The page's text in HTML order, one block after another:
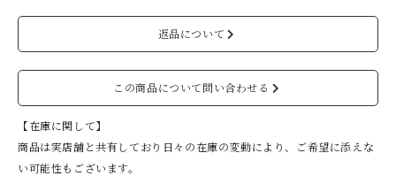
返品について
この商品について問い合わせる
【在庫に関して】
商品は実店舗と共有しており日々の在庫の変動により、ご希望に添えな
い可能性もございます。